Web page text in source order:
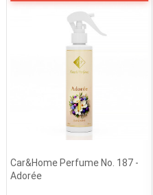
Car&Home Perfume No. 187 -
Adorée